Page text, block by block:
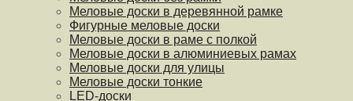
Меловые доски в деревянной рамке
Фигурные меловые доски
Меловые доски в раме с полкой
Меловые доски в алюминиевых рамах
Меловые доски для улицы
Меловые доски тонкие
LED-доски